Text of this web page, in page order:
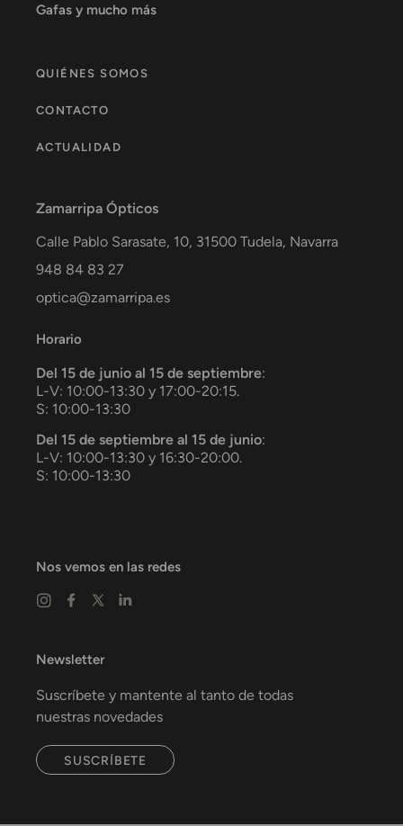
Gafas y mucho más
QUIÉNES SOMOS
CONTACTO
ACTUALIDAD
Zamarripa Ópticos
Calle Pablo Sarasate, 10, 31500 Tudela, Navarra
948 84 83 27
optica@zamarripa.es
Horario
Del 15 de junio al 15 de septiembre:
L-V: 10:00-13:30 y 17:00-20:15.
S: 10:00-13:30
Del 15 de septiembre al 15 de junio:
L-V: 10:00-13:30 y 16:30-20:00.
S: 10:00-13:30
Nos vemos en las redes
Newsletter
Suscríbete y mantente al tanto de todas
nuestras novedades
SUSCRÍBETE